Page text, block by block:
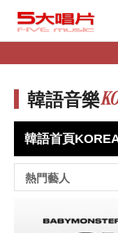
韓語音樂
韓語首頁
熱門藝人